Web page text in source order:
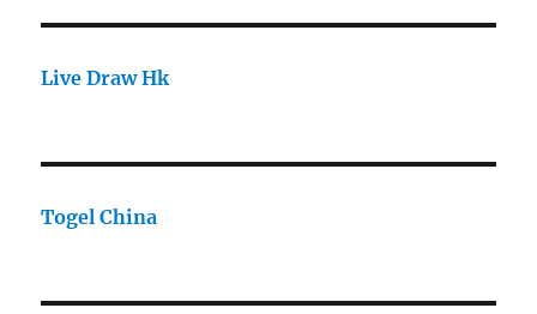
Live Draw Hk
Togel China